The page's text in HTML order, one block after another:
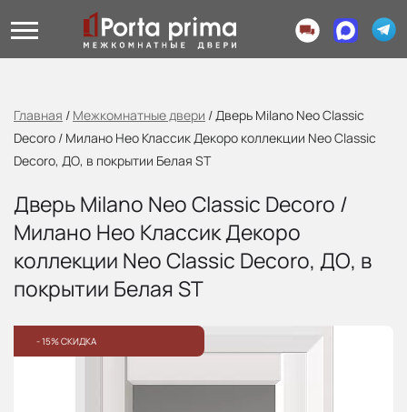
Главная / Межкомнатные двери /Дверь Milano Neo Classic
Decoro / Милано Нео Классик Декоро коллекции Neo Classic
Decoro, ДО, в покрытии Белая ST
Дверь Milano Neo Classic Decoro /
Милано Нео Классик Декоро
коллекции Neo Classic Decoro, ДО, в
покрытии Белая ST
- 15% СКИДКА